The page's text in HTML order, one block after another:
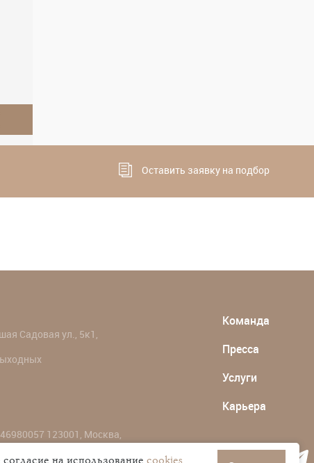
Оставить заявку на подбор
Садовая ул., 5к1,
123001, Москва,
Команда
Пресса
Услуги
Карьера